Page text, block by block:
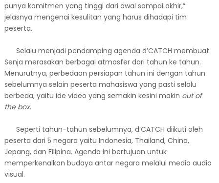
punya komitmen yang tinggi dari awal sampai akhir,”
jelasnya mengenai kesulitan yang harus dihadapi tim
peserta.
Selalu menjadi pendamping agenda d’CATCH membuat
Senja merasakan berbagai atmosfer dari tahun ke tahun.
Menurutnya, perbedaan persiapan tahun ini dengan tahun
sebelumnya selain peserta mahasiswa yang pasti selalu
berbeda, yaitu ide video yang semakin kesini makin out of
the box.
Seperti tahun-tahun sebelumnya, d’CATCH diikuti oleh
peserta dari 5 negara yaitu Indonesia, Thailand, China,
Jepang, dan Filipina. Agenda ini bertujuan untuk
memperkenalkan budaya antar negara melalui media audio
visual.